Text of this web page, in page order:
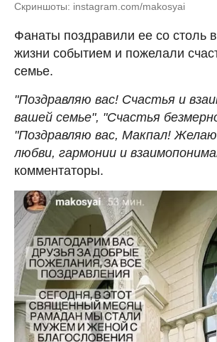
Скриншоты: instagram.com/makosyai
Фанаты поздравили ее со столь
жизни событием и пожелали
семье.
"Поздравляю вас! Счастья и
вашей семье", "Счастья
"Поздравляю вас, Макпал!
любви, гармонии и
комментаторы.